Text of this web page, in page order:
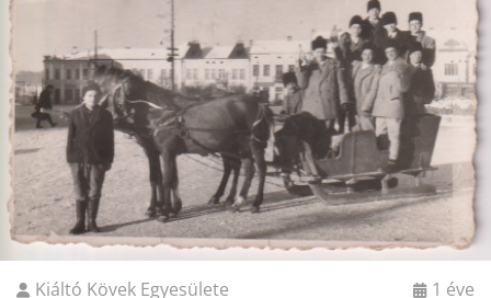
Kiáltó Kövek Egyesülete 1 éve